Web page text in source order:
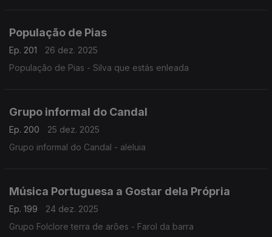
População de Pias
Ep. 201
26 dez. 2025
População de Pias - Silva que estás enleada
Grupo informal do Candal
Ep. 200
25 dez. 2025
Grupo informal do Candal - aleluia
Música Portuguesa a Gostar dela Própria
Ep. 199
24 dez. 2025
Grupo Folclore terra de arões - Farol da barra